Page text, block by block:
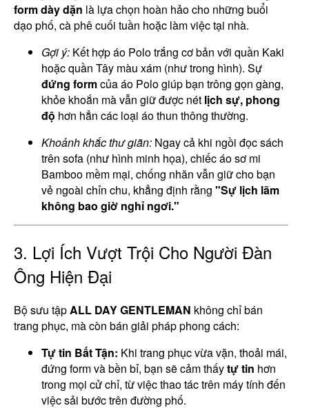
form dày dặn là lựa chọn hoàn hảo cho những buổi
dạo phố, cà phê cuối tuần hoặc làm việc tại nhà.
Gợi ý: Kết hợp áo Polo trắng cơ bản với quần Kaki
hoặc quần Tây màu xám (như trong hình). Sự
đứng formcủa áo Polo giúp bạn trông gọn gàng,
khỏe khoắn mà vẫn giữ được nét lịch sự, phong
độ hơn hẳn các loại áo thun thông thường.
Khoảnh khắc thư giãn: Ngay cả khi ngồi đọc sách
trên sofa (như hình minh họa), chiếc áo sơ mi
Bamboo mềm mại, chống nhăn vẫn giữ cho bạn
vẻ ngoài chỉn chu, khẳng định rằng "Sự lịch lãm
không bao giờ nghỉ ngơi."
3. Lợi Ích Vượt Trội Cho Người Đàn
Ông Hiện Đại
Bộ sưu tậpALL DAY GENTLEMAN không chỉ bán
trang phục, mà còn bán giải pháp phong cách:
Tự tin Bất Tận: Khi trang phục vừa vặn, thoải mái,
đứng form và bền bỉ, bạn sẽ cảm thấytự tin hơn
trong mọi cử chỉ, từ việc thao tác trên máy tính đến
việc sải bước trên đường phố.